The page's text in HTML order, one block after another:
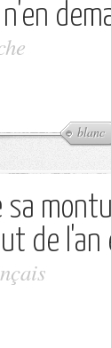
blanc
sa
de